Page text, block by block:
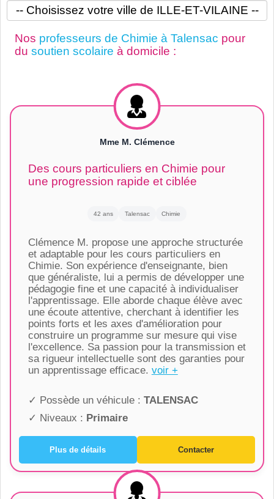
Nos professeurs de Chimie à Talensac pour
du soutien scolaire à domicile :
Mme M. Clémence
Des cours particuliers en Chimie pour
une progression rapide et ciblée
42 ans Talensac Chimie
Clémence M. propose une approche structurée
et adaptable pour les cours particuliers en
Chimie. Son expérience d'enseignante, bien
que généraliste, lui a permis de développer une
pédagogie fine et une capacité à individualiser
l'apprentissage. Elle aborde chaque élève avec
une écoute attentive, cherchant à identifier les
points forts et les axes d'amélioration pour
construire un programme sur mesure qui vise
l'excellence. Sa passion pour la transmission et
sa rigueur intellectuelle sont des garanties pour
un apprentissage efficace. voir +
✓ Possède un véhicule : TALENSAC
✓ Niveaux : Primaire
Plus de détails Contacter